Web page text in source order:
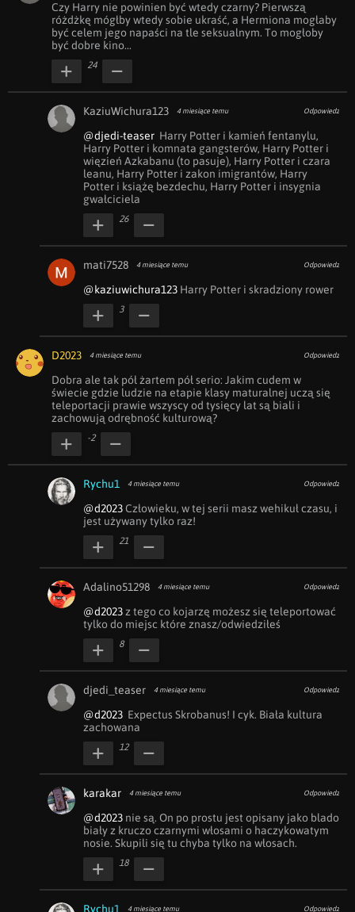
Czy Harry nie powinien być wtedy czarny? Pierwszą
różdżkę mógłby wtedy sobie ukraść, a Hermiona mogłaby
być celem jego napaści na tle seksualnym. To mogłoby
być dobre kino...
24
KaziuWichura123 4 miesiące temu Odpowiedz
@djedi-teaser
  Harry Potter i kamień fentanylu,
Harry Potter i komnata gangsterów, Harry Potter i
więzień Azkabanu (to pasuje), Harry Potter i czara
leanu, Harry Potter i zakon imigrantów, Harry
Potter i książę bezdechu, Harry Potter i insygnia
gwałciciela
26
mati7528 4 miesiące temu Odpowiedz
@kaziuwichura123 Harry Potter i skradziony rower
3
D2023 4 miesiące temu Odpowiedz
Dobra ale tak pół żartem pół serio: Jakim cudem w
świecie gdzie ludzie na etapie klasy maturalnej uczą się
teleportacji prawie wszyscy od tysięcy lat są biali i
zachowują odrębność kulturową?
-2
Rychu1 4 miesiące temu Odpowiedz
@d2023 Człowieku, w tej serii masz wehikuł czasu, i
jest używany tylko raz!
21
Adalino51298 4 miesiące temu Odpowiedz
@d2023 z tego co kojarzę możesz się teleportować
tylko do miejsc które znasz/odwiedziłeś
8
djedi_teaser 4 miesiące temu Odpowiedz
@d2023
  Expectus Skrobanus! I cyk. Biała kultura
zachowana
12
karakar 4 miesiące temu Odpowiedz
@d2023 nie są. On po prostu jest opisany jako blado
biały z kruczo czarnymi włosami o haczykowatym
nosie. Skupili się tu chyba tylko na włosach.
18
Rychu1 4 miesiące temu Odpowiedz